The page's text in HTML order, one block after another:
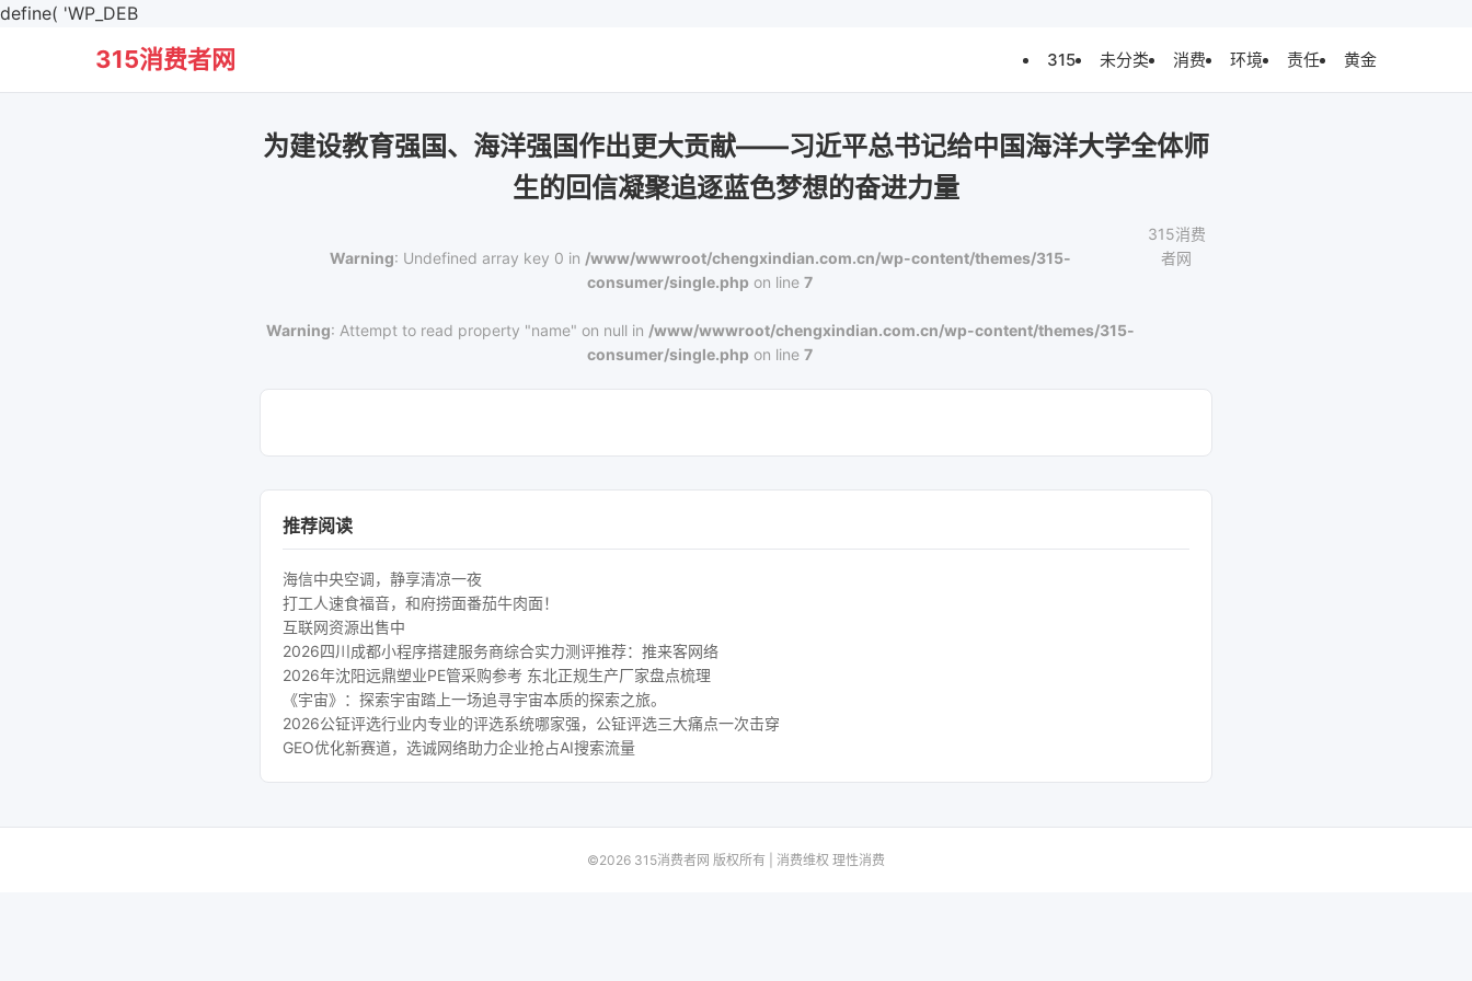
define( 'WP_DEB
315消费者网 315 未分类 消费 环境 责任 黄金
为建设教育强国、海洋强国作出更大贡献——习近平总书记给中国海洋大学全体师
生的回信凝聚追逐蓝色梦想的奋进力量
Warning: Undefined array key 0 in /www/wwwroot/chengxindian.com.cn/wp-content/themes/315-
consumer/single.php on line7
Warning: Attempt to read property "name" on null in /www/wwwroot/chengxindian.com.cn/wp-content/themes/315-
consumer/single.php on line7
315消费
者网
推荐阅读
海信中央空调，静享清凉一夜
打工人速食福音，和府捞面番茄牛肉面！
互联网资源出售中
2026四川成都小程序搭建服务商综合实力测评推荐：推来客网络
2026年沈阳远鼎塑业PE管采购参考 东北正规生产厂家盘点梳理
《宇宙》：探索宇宙踏上一场追寻宇宙本质的探索之旅。
2026公钲评选行业内专业的评选系统哪家强，公钲评选三大痛点一次击穿
GEO优化新赛道，选诚网络助力企业抢占AI搜索流量
©2026 315消费者网 版权所有 | 消费维权 理性消费